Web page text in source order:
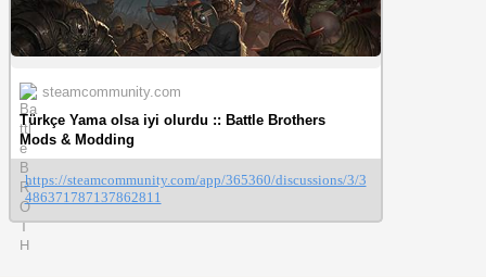
steamcommunity.com
Türkçe Yama olsa iyi olurdu :: Battle Brothers
Mods & Modding
https://steamcommunity.com/app/365360/discussions/3/3
486371787137862811